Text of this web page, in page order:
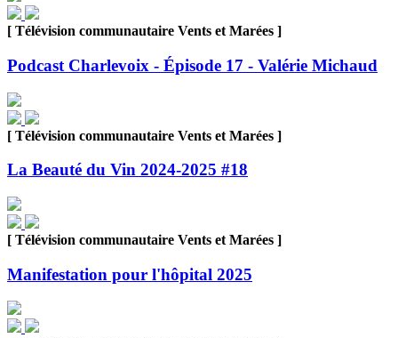
[ Télévision communautaire Vents et Marées ]
Podcast Charlevoix - Épisode 17 - Valérie Michaud
[ Télévision communautaire Vents et Marées ]
La Beauté du Vin 2024-2025 #18
[ Télévision communautaire Vents et Marées ]
Manifestation pour l'hôpital 2025